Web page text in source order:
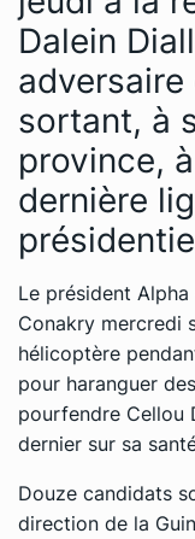
Dalein
adversaire
sortant, à
province,
dernière
Le président
Conakry mercredi
hélicoptère
pour haranguer
pourfendre Cellou
dernier sur sa
Douze candidats
direction de la